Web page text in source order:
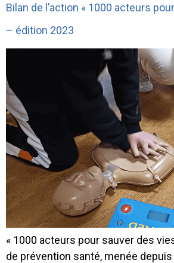
Bilan de l’action « 1000 acteurs
– édition 2023
« 1000 acteurs pour sauver des
de prévention santé, menée